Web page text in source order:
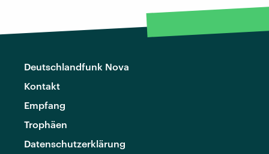
Deutschlandfunk Nova
Kontakt
Empfang
Trophäen
Datenschutzerklärung